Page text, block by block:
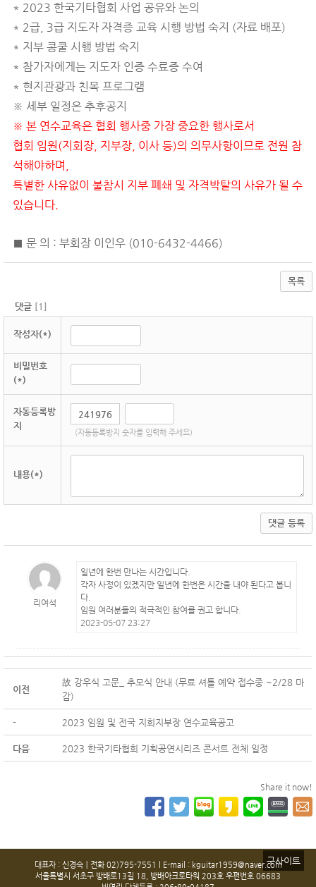
* 2023 한국기타협회 사업 공유와 논의
* 2급, 3급 지도자 자격증 교육 시행 방법 숙지 (자료 배포)
* 지부 콩쿨 시행 방법 숙지
* 참가자에게는 지도자 인증 수료증 수여
* 현지관광과 친목 프로그램
※ 세부 일정은 추후공지
※ 본 연수교육은 협회 행사중 가장 중요한 행사로서
협회 임원(지회장, 지부장, 이사 등)의 의무사항이므로 전원 참
석해야하며,
특별한 사유없이 불참시 지부 폐쇄 및 자격박탈의 사유가 될 수
있습니다.
■ 문 의 : 부회장 이인우 (010-6432-4466)
목록
댓글 [ 1 ]
작성자(*)
비밀번호
(*)
자동등록방
지
(자동등록방지 숫자를 입력해 주세요)
내용(*)
댓글 등록
리여석
일년에 한번 만나는 시간입니다.
각자 사정이 있겠지만 일년에 한번은 시간을 내야 된다고 봅니
다.
임원 여러분들의 적극적인 참여를 권고 합니다.
2023-05-07 23:27
이전
故 강우식 고문_ 추모식 안내 (무료 셔틀 예약 접수중 ~2/28 마
감)
- 2023 임원 및 전국 지회지부장 연수교육공고
다음 2023 한국기타협회 기획공연시리즈 콘서트 전체 일정
Share it now!
구사이트
대표자 : 신경숙ㅣ전화 02)795-7551 l E-mail : kguitar1959@naver.com
서울특별시 서초구 방배로13길 18, 방배아크로타워 203호 우편번호 06683